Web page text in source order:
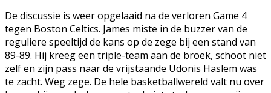
De discussie is weer opgelaaid na de verloren Game 4
tegen Boston Celtics. James miste in de buzzer van de
reguliere speeltijd de kans op de zege bij een stand van
89-89. Hij kreeg een triple-team aan de broek, schoot niet
zelf en zijn pass naar de vrijstaande Udonis Haslem was
te zacht. Weg zege. De hele basketballwereld valt nu over